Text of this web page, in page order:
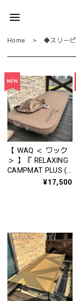
Home ◆スリー
【 WAQ ＜ ワック
＞ 】『 RELAXING
CAMPMAT PLUS (
リラクシング キャ
¥17,500